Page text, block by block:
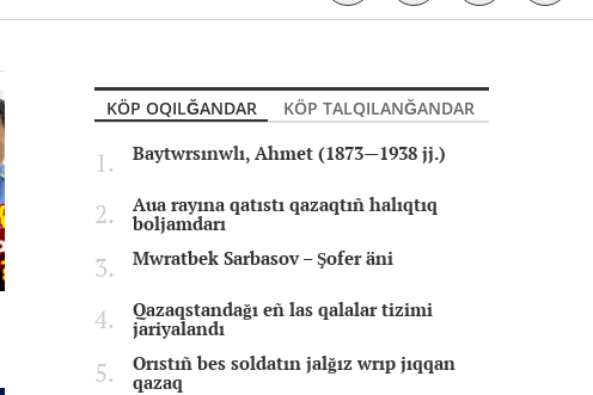
KÖP OQILĞANDAR
KÖP TALQILANĞANDAR
Baytwrsınwlı, Ahmet (1873—1938 jj.)
Aua rayına qatıstı qazaqtıñ halıqtıq
boljamdarı
Mwratbek Sarbasov – Şofer äni
Qazaqstandağı eñ las qalalar tizimi
jariyalandı
Orıstıñ bes soldatın jalğız wrıp jıqqan
qazaq